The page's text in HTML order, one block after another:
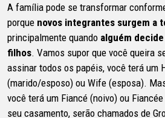
A família pode se transformar
porque novos integrantes surgem a
principalmente quando alguém
filhos. Vamos supor que você queira
assinar todos os papéis, você terá um
(marido/esposo) ou Wife (esposa).
você terá um Fiancé (noivo) ou
seu casamento, serão chamados de